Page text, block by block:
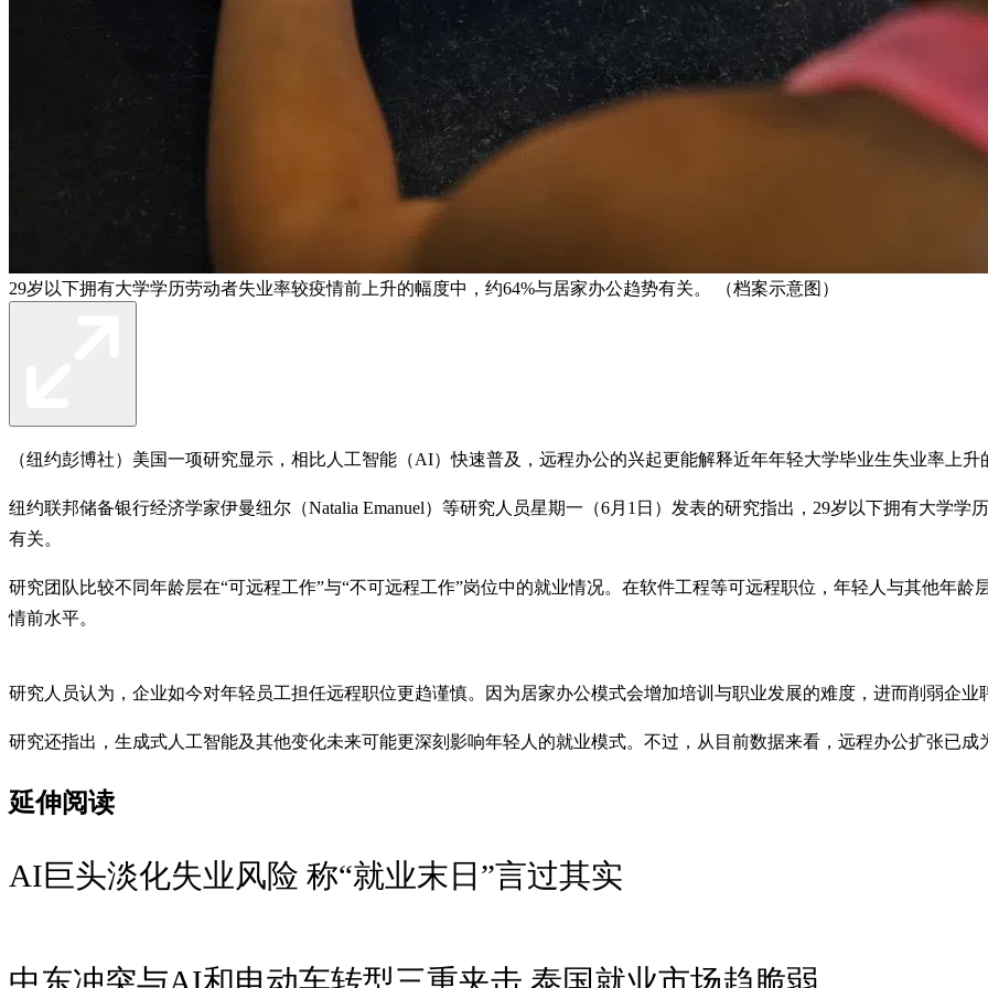
29岁以下拥有大学学历劳动者失业率较疫情前上升的幅度中，约64%与居家办公趋势有关。 （档案示意图）
（纽约彭博社）美国一项研究显示，相比人工智能（AI）快速普及，远程办公的兴起更能解释近年年轻大学毕业生失业率上
纽约联邦储备银行经济学家伊曼纽尔（Natalia Emanuel）等研究人员星期一（6月1日）发表的研究指出，29岁以下拥有大学
有关。
研究团队比较不同年龄层在“可远程工作”与“不可远程工作”岗位中的就业情况。在软件工程等可远程职位，年轻人与其他年
情前水平。
研究人员认为，企业如今对年轻员工担任远程职位更趋谨慎。因为居家办公模式会增加培训与职业发展的难度，进而削弱企业
研究还指出，生成式人工智能及其他变化未来可能更深刻影响年轻人的就业模式。不过，从目前数据来看，远程办公扩张已
延伸阅读
AI巨头淡化失业风险 称“就业末日”言过其实